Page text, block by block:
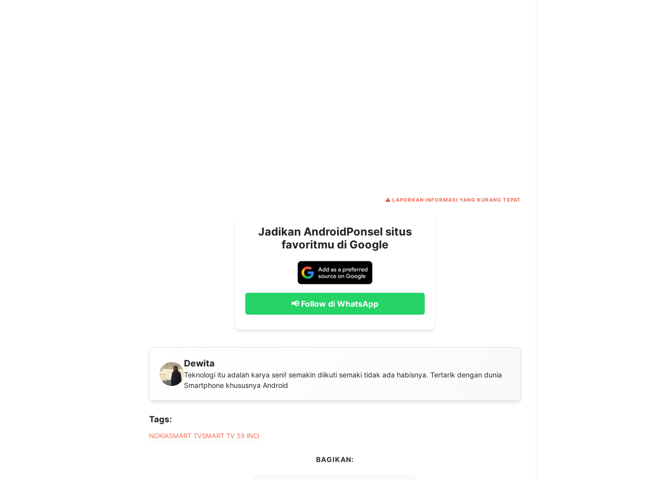
⚠️ LAPORKAN INFORMASI YANG KURANG TEPAT
Jadikan AndroidPonsel situs
favoritmu di Google
📢 Follow di WhatsApp
Dewita
Teknologi itu adalah karya seni! semakin diikuti semaki tidak ada habisnya. Tertarik dengan dunia
Smartphone khususnya Android
Tags:
NOKIASMART TVSMART TV 55 INCI
BAGIKAN: